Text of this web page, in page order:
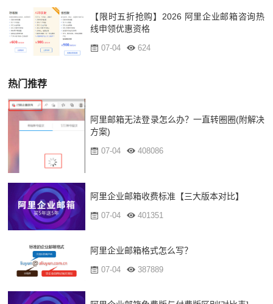
【限时五折抢购】2026 阿里企业邮箱咨询热
线申领优惠资格
07-04 624
热门推荐
阿里邮箱无法登录怎么办？一直转圈圈(附解决
方案)
07-04 408086
阿里企业邮箱收费标准【三大版本对比】
07-04 401351
阿里企业邮箱格式怎么写？
07-04 387889